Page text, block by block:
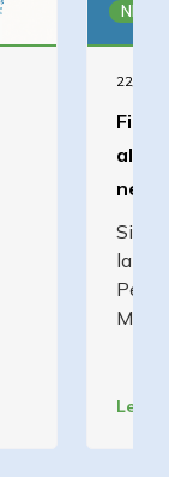
NEWS
22/05/
Fior
Si è
la